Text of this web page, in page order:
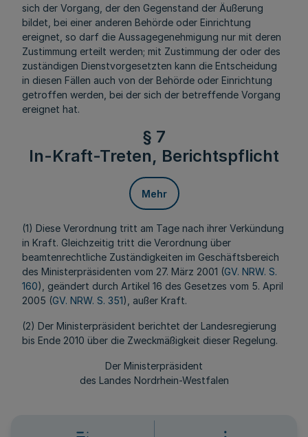
sich der Vorgang, der den Gegenstand der Äußerung
bildet, bei einer anderen Behörde oder Einrichtung
ereignet, so darf die Aussagegenehmigung nur mit deren
Zustimmung erteilt werden; mit Zustimmung der oder des
zuständigen Dienstvorgesetzten kann die Entscheidung
in diesen Fällen auch von der Behörde oder Einrichtung
getroffen werden, bei der sich der betreffende Vorgang
ereignet hat.
§ 7
In-Kraft-Treten, Berichtspflicht
Mehr
(1) Diese Verordnung tritt am Tage nach ihrer Verkündung
in Kraft. Gleichzeitig tritt die Verordnung über
beamtenrechtliche Zuständigkeiten im Geschäftsbereich
des Ministerpräsidenten vom 27. März 2001 (GV. NRW. S.
160), geändert durch Artikel 16 des Gesetzes vom 5. April
2005 (GV. NRW. S. 351), außer Kraft.
(2) Der Ministerpräsident berichtet der Landesregierung
bis Ende 2010 über die Zweckmäßigkeit dieser Regelung.
Der Ministerpräsident
des Landes Nordrhein-Westfalen